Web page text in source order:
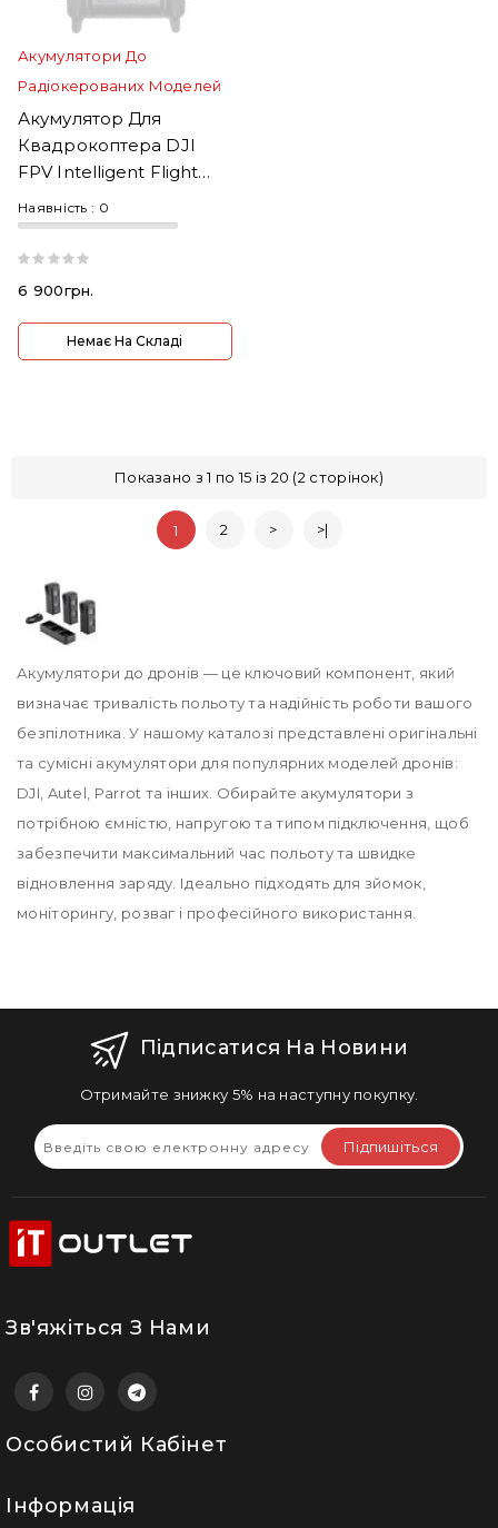
Акумулятори До
Радіокерованих Моделей
Акумулятор Для
Квадрокоптера DJI
FPV Intelligent Flight
Battery
Наявність : 0
6 900грн.
Немає На Складі
Показано з 1 по 15 із 20 (2 сторінок)
1 2 > >|
Акумулятори до дронів — це ключовий компонент, який
визначає тривалість польоту та надійність роботи вашого
безпілотника. У нашому каталозі представлені оригінальні
та сумісні акумулятори для популярних моделей дронів:
DJI, Autel, Parrot та інших. Обирайте акумулятори з
потрібною ємністю, напругою та типом підключення, щоб
забезпечити максимальний час польоту та швидке
відновлення заряду. Ідеально підходять для зйомок,
моніторингу, розваг і професійного використання.
Підписатися На Новини
Отримайте знижку 5% на наступну покупку.
Підпишіться
Зв'яжіться З Нами
Особистий Кабінет
Інформація